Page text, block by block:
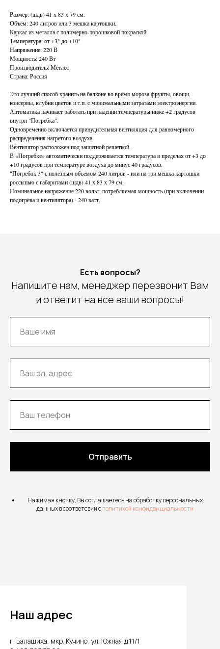
Размер: (шдв) 41 х 83 х 79 см.
Объём: 240 литров или 3 мешка картошки.
Каркас из металла с полимерно-порошковой покраской.
Температура: от +3° до +10°
Напряжение: 220 В
Мощность: 240 Вт
Производитель: Метлес
Страна: Россия
Это лучший способ хранить на балконе во время мороза фрукты, овощи,
консервы, клубни цветов и т.п. с минимальными затратами электроэнергии.
Автоматика начинает работать при падении температуры ниже +2 градусов
внутри "Погребка".
Одновременно включается принудительная вентиляция для равномерного
распределения нагретого воздуха.
Вентилятор расположен под защитной решеткой.
В «Погребке» автоматически поддерживается температура в пределах от +3 до
+10 градусов при температуре воздуха до минус 40 градусов.
"Погребок 3" с полезным объёмом 240 литров - или на три мешка картошки
россыпью с габаритами (шдв) 41 х 83 х 79 см.
Номинальное напряжение 220 вольт, потребляемая мощность (при включении
подогрева и вентилятора) - 240 ватт.
Есть вопросы?
Напишите нам, менеджер перезвонит Вам
и ответит на все ваши вопросы!
Отправить
Нажимая кнопку, Вы соглашаетесь на обработку персональных
данных в соответсвии сполитикой конфиденциальности
Наш адрес
г. Балашиха, мкр. Кучино, ул. Южная д.11/1